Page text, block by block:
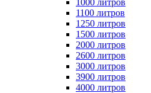
1000 литров
1100 литров
1250 литров
1500 литров
2000 литров
2600 литров
3000 литров
3900 литров
4000 литров